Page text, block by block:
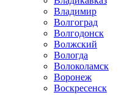
Владимир
Волгоград
Волгодонск
Волжский
Вологда
Волоколамск
Воронеж
Воскресенск